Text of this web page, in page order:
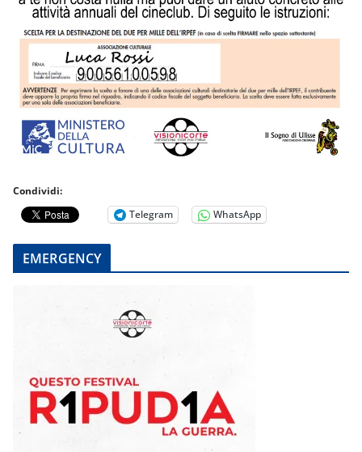
Condividi:
Telegram
WhatsApp
EMERGENCY